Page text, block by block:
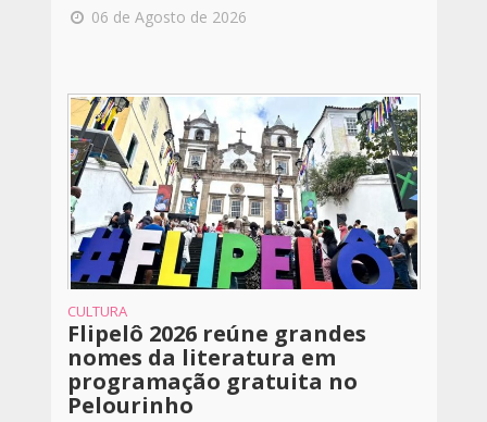
06 de Agosto de 2026
CULTURA
Flipelô 2026 reúne grandes
nomes da literatura em
programação gratuita no
Pelourinho